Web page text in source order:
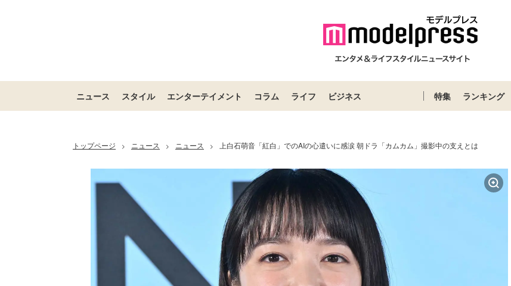
ニュース スタイル エンターテイメント コラム ライフ ビジネス 特集 ランキング
トップページ > ニュース > ニュース > 上白石萌音「紅白」でのAIの心遣いに感涙 朝ドラ「カムカム」撮影中の支えとは